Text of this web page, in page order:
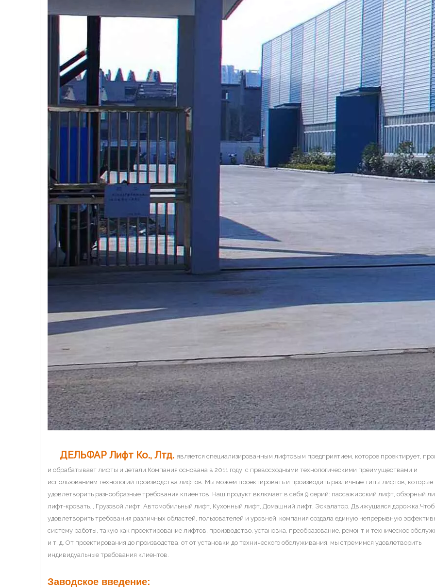
ДЕЛЬФАР Лифт Ко., Лтд. является специализированным лифтовым предприятием, которое проектирует,
и обрабатывает лифты и детали.Компания основана в 2011 году, с превосходными технологическими преимуществами и
использованием технологий производства лифтов. Мы можем проектировать и производить различные типы лифтов, которые
удовлетворить разнообразные требования клиентов. Наш продукт включает в себя 9 серий: пассажирский лифт, обзорный
лифт-кровать. , Грузовой лифт, Автомобильный лифт, Кухонный лифт, Домашний лифт, Эскалатор, Движущаяся
удовлетворить требования различных областей, пользователей и уровней, компания создала единую непрерывную
систему работы, такую ​​как проектирование лифтов, производство, установка, преобразование, ремонт и техническое
и т. д. От проектирования до производства, от от установки до технического обслуживания, мы стремимся удовлетворить
индивидуальные требования клиентов.
Заводское введение: